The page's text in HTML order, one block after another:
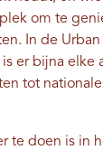
om te
In de
er bijna elke
tot
te doen is in